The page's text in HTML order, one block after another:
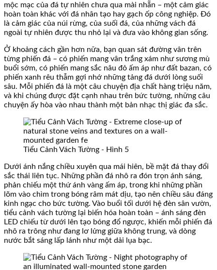
mộc mạc của đá tự nhiên chưa qua mài nhẵn – một cảm giác
hoàn toàn khác với đá nhân tạo hay gạch ốp công nghiệp. Đó
là cảm giác của núi rừng, của suối đá, của những vách đá
ngoài tự nhiên được thu nhỏ lại và đưa vào không gian sống.
Ở khoảng cách gần hơn nữa, bạn quan sát đường vân trên
từng phiến đá – có phiến mang vân trắng xám như sương mù
buổi sớm, có phiến mang sắc nâu đỏ ấm áp như đất bazan, có
phiến xanh rêu thẫm gợi nhớ những tảng đá dưới lòng suối
sâu. Mỗi phiến đá là một câu chuyện địa chất hàng triệu năm,
và khi chúng được đặt cạnh nhau trên bức tường, những câu
chuyện ấy hòa vào nhau thành một bản nhạc thị giác đa sắc.
Tiểu Cảnh Vách Tường - Hình 5
Dưới ánh nắng chiều xuyên qua mái hiên, bề mặt đá thay đổi
sắc thái liên tục. Những phần đá nhô ra đón trọn ánh sáng,
phản chiếu một thứ ánh vàng ấm áp, trong khi những phần
lõm vào chìm trong bóng râm mát dịu, tạo nên chiều sâu đáng
kinh ngạc cho bức tường. Vào buổi tối dưới hệ đèn sân vườn,
tiểu cảnh vách tường lại biến hóa hoàn toàn – ánh sáng đèn
LED chiếu từ dưới lên tạo bóng đổ ngược, khiến mỗi phiến đá
nhô ra trông như đang lơ lửng giữa không trung, và dòng
nước bắt sáng lấp lánh như một dải lụa bạc.